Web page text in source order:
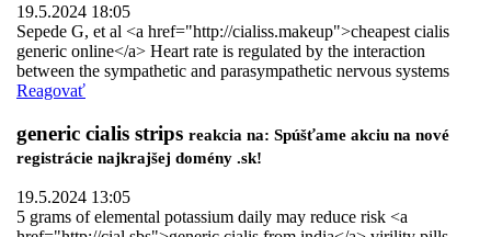
19.5.2024 18:05
Sepede G, et al <a href="http://cialiss.makeup">cheapest cialis
generic online</a> Heart rate is regulated by the interaction
between the sympathetic and parasympathetic nervous systems
Reagovať
generic cialis strips reakcia na: Spúšťame akciu na nové
registrácie najkrajšej domény .sk!
19.5.2024 13:05
5 grams of elemental potassium daily may reduce risk <a